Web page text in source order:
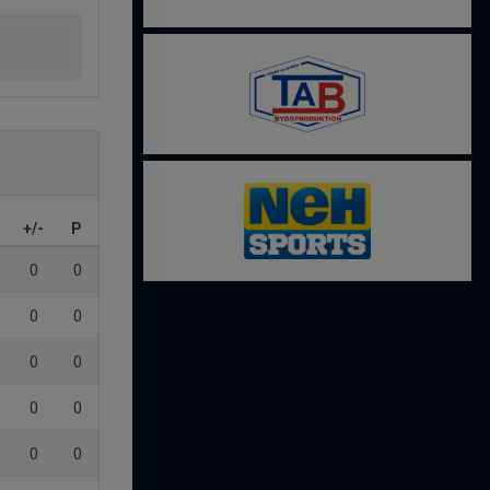
+/- P
0 0
0 0
0 0
0 0
0 0